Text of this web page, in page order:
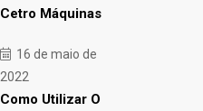
Cetro Máquinas
16 de maio de
2022
Como Utilizar O